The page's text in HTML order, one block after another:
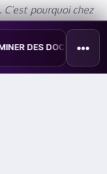
pourquoi chez
l’effort R&D
• TAÏWAN TESTE
•••